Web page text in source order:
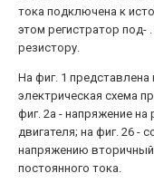
тока подключена к
этом регистратор под-
резистору.
На фиг. 1 представлена
электрическая схема
фиг. 2а - напряжение на
двигателя; на фиг. 26 -
напряжению
постоянного тока.